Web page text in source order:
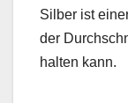
Silber ist
der
halten kann.